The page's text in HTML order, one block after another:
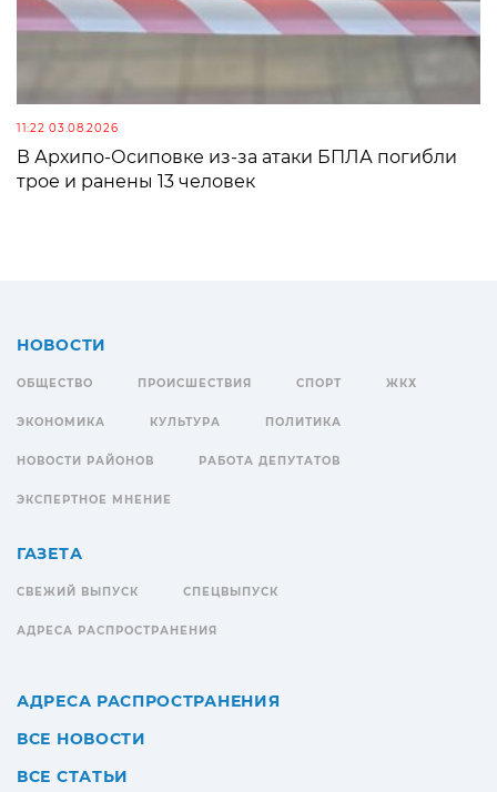
11:22 03.08.2026
В Архипо-Осиповке из-за атаки БПЛА погибли
трое и ранены 13 человек
НОВОСТИ
ОБЩЕСТВО ПРОИСШЕСТВИЯ СПОРТ ЖКХ
ЭКОНОМИКА КУЛЬТУРА ПОЛИТИКА
НОВОСТИ РАЙОНОВ РАБОТА ДЕПУТАТОВ
ЭКСПЕРТНОЕ МНЕНИЕ
ГАЗЕТА
СВЕЖИЙ ВЫПУСК СПЕЦВЫПУСК
АДРЕСА РАСПРОСТРАНЕНИЯ
АДРЕСА РАСПРОСТРАНЕНИЯ
ВСЕ НОВОСТИ
ВСЕ СТАТЬИ